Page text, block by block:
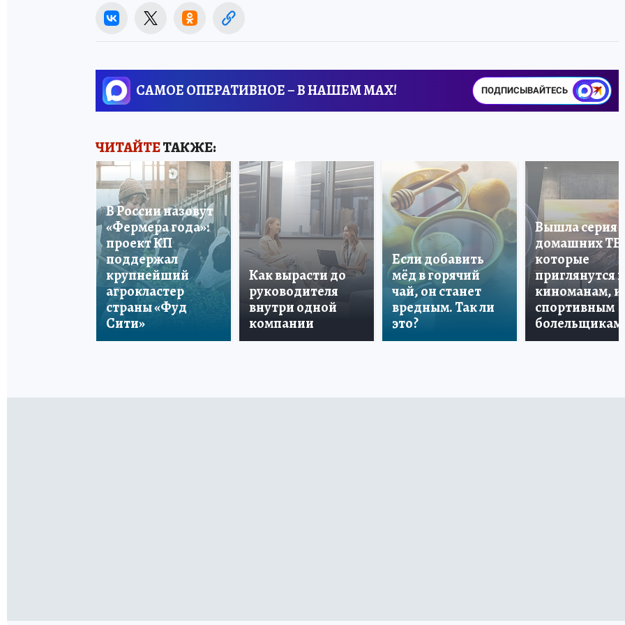
САМОЕ ОПЕРАТИВНОЕ – В НАШЕМ MAX! ПОДПИСЫВАЙТЕСЬ
ЧИТАЙТЕТАКЖЕ:
В России назовут
«Фермера года»:
проект КП
поддержал
крупнейший
агрокластер
страны «Фуд
Сити»
Как вырасти до
руководителя
внутри одной
компании
Если добавить
мёд в горячий
чай, он станет
вредным. Так ли
это?
Вышла серия
домашних ТВ,
которые
приглянутся и
киноманам, и
спортивным
болельщикам